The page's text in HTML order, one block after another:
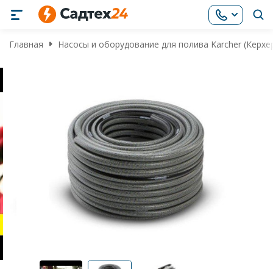
Главная Насосы и оборудование для полива Karcher